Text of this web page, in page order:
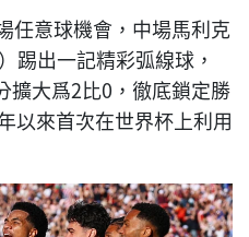
任意球機會，中場馬利克
出一記精彩弧線球，
擴大爲2比0，徹底鎖定勝
以來首次在世界杯上利用